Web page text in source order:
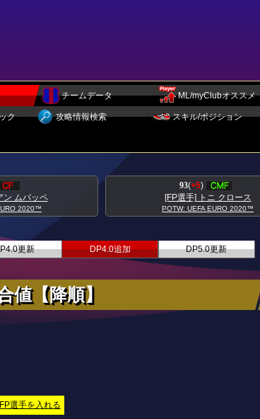
チームデータ ML/myClubオススメ
ク 攻略情報検索 スキル/ポジション
ン ムバッペ
2020™
93(+5)
[FP選手] トニ クロース
POTW: UEFA EURO 2020™
更新 DP4.0追加
DP5.0更新
【降順】
FP選手を入れる